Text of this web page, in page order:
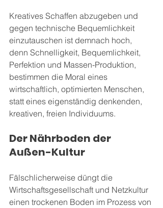
Kreatives Schaffen abzugeben und
gegen technische Bequemlichkeit
einzutauschen ist demnach hoch,
denn Schnelligkeit, Bequemlichkeit,
Perfektion und Massen-Produktion,
bestimmen die Moral eines
wirtschaftlich, optimierten Menschen,
statt eines eigenständig denkenden,
kreativen, freien Individuums.
Der Nährboden der
Außen-Kultur
Fälschlicherweise düngt die
Wirtschaftsgesellschaft und Netzkultur
einen trockenen Boden im Prozess von